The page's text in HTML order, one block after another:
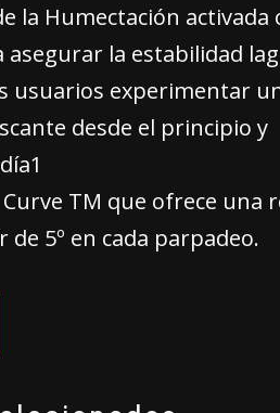
la Humectación activada
asegurar la estabilidad
usuarios experimentar
desde el principio y
TM que ofrece una
5º en cada parpadeo.